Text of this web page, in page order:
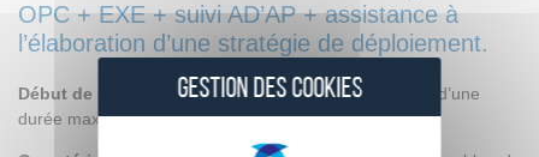
OPC + EXE + suivi AD’AP + assistance à
l’élaboration d’une stratégie de déploiement.
Début de la mission :accord cadre mono-attributaire d’une
durée maximale de 3 ans (2018-2020)
GESTION DES COOKIES